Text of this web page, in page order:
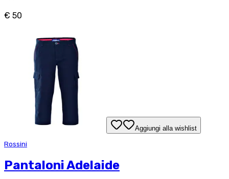
€ 50
Aggiungi alla wishlist
Rossini
Pantaloni Adelaide